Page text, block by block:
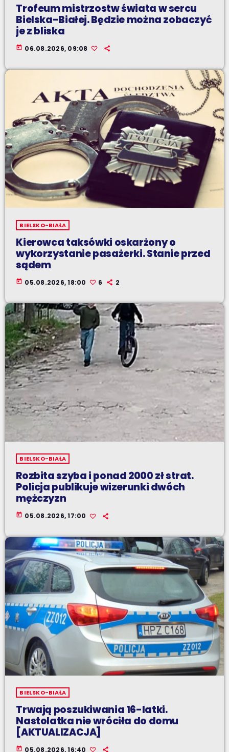
Trofeum mistrzostw świata w sercu
Bielska-Białej. Będzie można zobaczyć
je z bliska
today 06.08.2026, 09:08
BIELSKO-BIAŁA
Kierowca taksówki oskarżony o
wykorzystanie pasażerki. Stanie przed
sądem
today 05.08.2026, 18:00 6 2
BIELSKO-BIAŁA
Rozbita szyba i ponad 2000 zł strat.
Policja publikuje wizerunki dwóch
mężczyzn
today 05.08.2026, 17:00
BIELSKO-BIAŁA
Trwają poszukiwania 16-latki.
Nastolatka nie wróciła do domu
[AKTUALIZACJA]
today 05.08.2026, 16:40